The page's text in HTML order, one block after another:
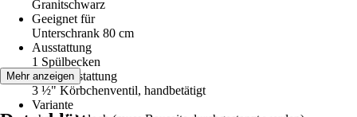
Granitschwarz
Geeignet für
Unterschrank 80 cm
Ausstattung
1 Spülbecken
Ventilausstattung
3 ½" Körbchenventil, handbetätigt
Variante
Mehr anzeigen